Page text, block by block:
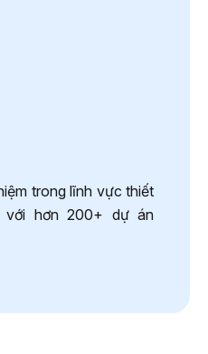
trong lĩnh vực thiết
với hơn 200+ dự án